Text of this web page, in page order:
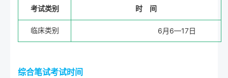
考试类别 时 间
临床类别 6月6—17日
综合笔试考试时间